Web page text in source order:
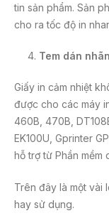
tin sản phẩm. Sản
cho ra tốc độ in
Tem dán
Giấy in cảm nhiệt
được cho các máy
460B, 470B,
EK100U, Gprinter
hỗ trợ từ Phần mềm
Trên đây là một vài
hay sử dụng.